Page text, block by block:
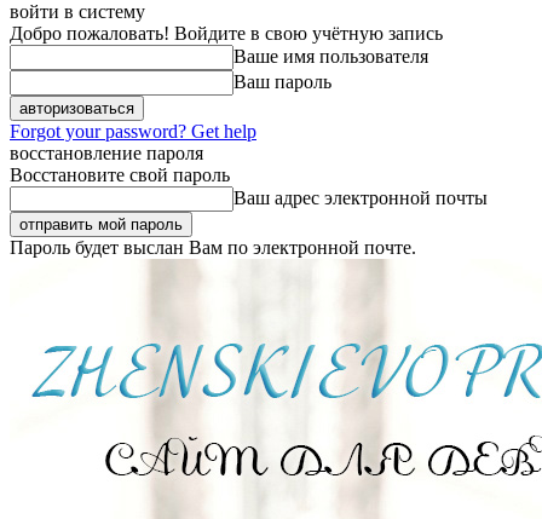
войти в систему
Добро пожаловать! Войдите в свою учётную запись
Ваше имя пользователя
Ваш пароль
Forgot your password? Get help
восстановление пароля
Восстановите свой пароль
Ваш адрес электронной почты
Пароль будет выслан Вам по электронной почте.